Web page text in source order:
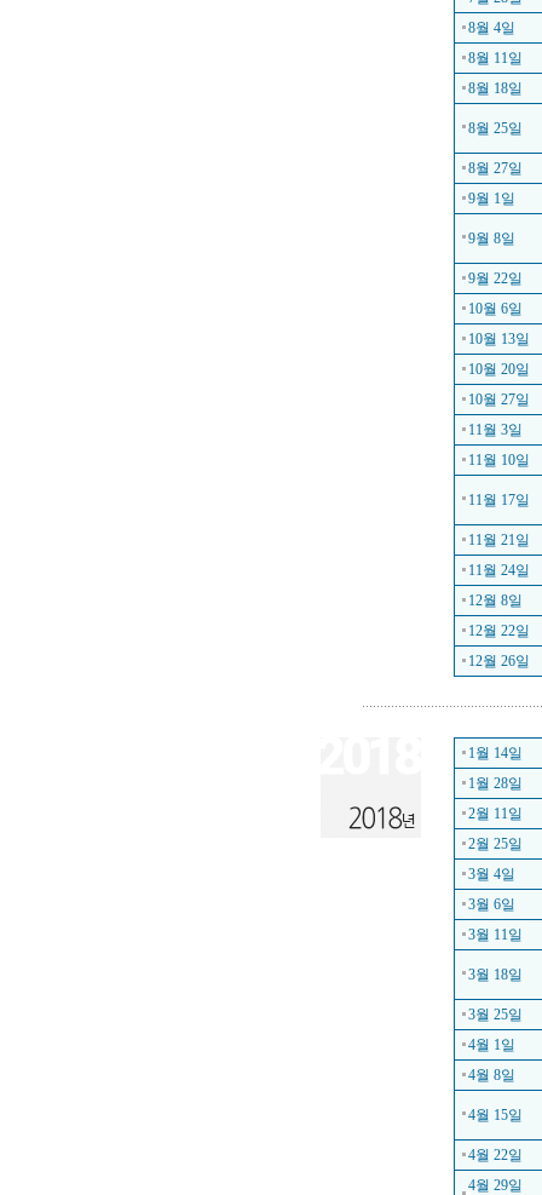
8월 4일
8월 11일
8월 18일
8월 25일
8월 27일
9월 1일
9월 8일
9월 22일
10월 6일
10월 13일
10월 20일
10월 27일
11월 3일
11월 10일
11월 17일
11월 21일
11월 24일
12월 8일
12월 22일
12월 26일
1월 14일
1월 28일
2월 11일
2월 25일
3월 4일
3월 6일
3월 11일
3월 18일
3월 25일
4월 1일
4월 8일
4월 15일
4월 22일
4월 29일